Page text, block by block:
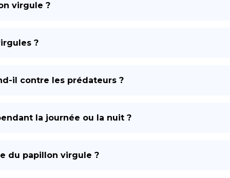
virgule ?
?
il contre les prédateurs ?
la journée ou la nuit ?
du papillon virgule ?